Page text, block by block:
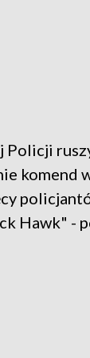
komend
Hawk" -